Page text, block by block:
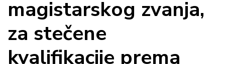
magistarskog zvanja,
za stečene
kvalifikacije prema